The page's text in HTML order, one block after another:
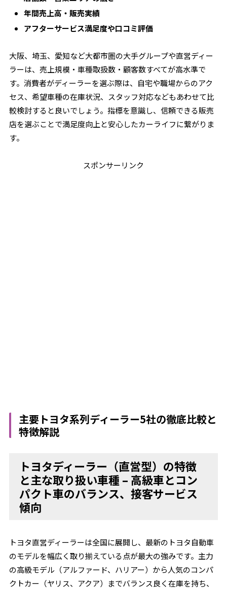
年間売上高・販売実績
アフターサービス満足度や口コミ評価
大阪、埼玉、愛知など大都市圏の大手グループや直営ディー
ラーは、売上規模・車種取扱数・顧客数すべてが高水準で
す。消費者がディーラーを選ぶ際は、自宅や職場からのアク
セス、希望車種の在庫状況、スタッフ対応などもあわせて比
較検討すると良いでしょう。指標を意識し、信頼できる販売
店を選ぶことで満足度向上と安心したカーライフに繋がりま
す。
スポンサーリンク
主要トヨタ系列ディーラー5社の徹底比較と
特徴解説
トヨタディーラー（直営型）の特徴
と主な取り扱い車種 – 高級車とコン
パクト車のバランス、接客サービス
傾向
トヨタ直営ディーラーは全国に展開し、最新のトヨタ自動車
のモデルを幅広く取り揃えている点が最大の強みです。主力
の高級モデル（アルファード、ハリアー）から人気のコンパ
クトカー（ヤリス、アクア）までバランス良く在庫を持ち、